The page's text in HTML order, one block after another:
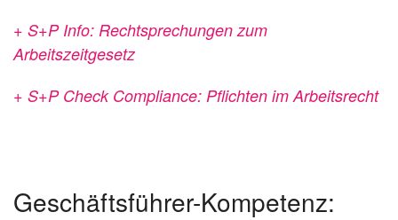
+ S+P Info: Rechtsprechungen zum
Arbeitszeitgesetz
+ S+P Check Compliance: Pflichten im Arbeitsrecht
Geschäftsführer-Kompetenz: